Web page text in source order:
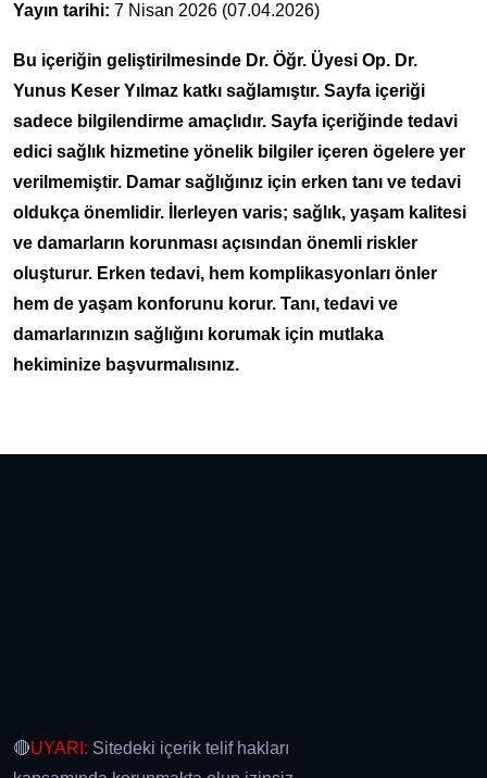
Yayın tarihi: 7 Nisan 2026 (07.04.2026)
Bu içeriğin geliştirilmesinde Dr. Öğr. Üyesi Op. Dr.
Yunus Keser Yılmaz katkı sağlamıştır. Sayfa içeriği
sadece bilgilendirme amaçlıdır. Sayfa içeriğinde tedavi
edici sağlık hizmetine yönelik bilgiler içeren ögelere yer
verilmemiştir. Damar sağlığınız için erken tanı ve tedavi
oldukça önemlidir. İlerleyen varis; sağlık, yaşam kalitesi
ve damarların korunması açısından önemli riskler
oluşturur. Erken tedavi, hem komplikasyonları önler
hem de yaşam konforunu korur. Tanı, tedavi ve
damarlarınızın sağlığını korumak için mutlaka
hekiminize başvurmalısınız.
🔴UYARI: Sitedeki içerik telif hakları